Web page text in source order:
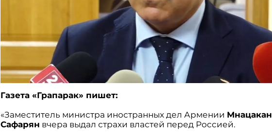
Газета «Грапарак» пишет:
«Заместитель министра иностранных дел Армении Мнацакан
Сафарян вчера выдал страхи властей перед Россией.